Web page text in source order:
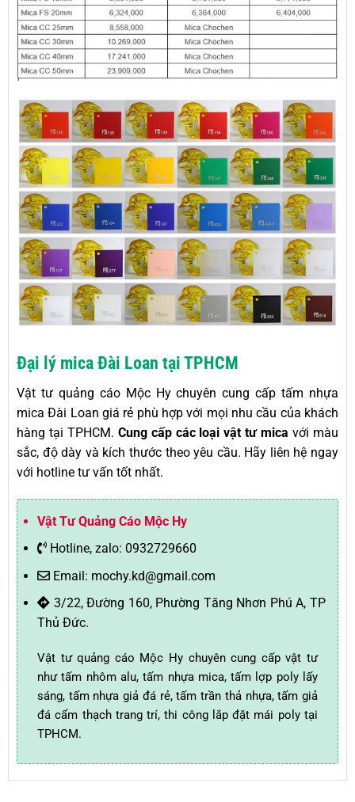
Đại lý mica Đài Loan tại TPHCM
Vật tư quảng cáo Mộc Hy chuyên cung cấp tấm nhựa
mica Đài Loan giá rẻ phù hợp với mọi nhu cầu của khách
hàng tại TPHCM. Cung cấp các loại vật tư mica với màu
sắc, độ dày và kích thước theo yêu cầu. Hãy liên hệ ngay
với hotline tư vấn tốt nhất.
Vật Tư Quảng Cáo Mộc Hy
Hotline, zalo: 0932729660
Email: mochy.kd@gmail.com
3/22, Đường 160, Phường Tăng Nhơn Phú A, TP
Thủ Đức.
Vật tư quảng cáo Mộc Hy chuyên cung cấp vật tư
như tấm nhôm alu, tấm nhựa mica, tấm lợp poly lấy
sáng, tấm nhựa giả đá rẻ, tấm trần thả nhựa, tấm giả
đá cẩm thạch trang trí, thi công lắp đặt mái poly tại
TPHCM.